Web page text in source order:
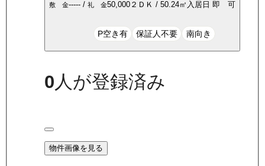
敷 金----- /礼 金50,000 ２ＤＫ /50.24㎡ 入居日 即 可
P空き有 保証人不要 南向き
0 人が登録済み
物件画像を見る